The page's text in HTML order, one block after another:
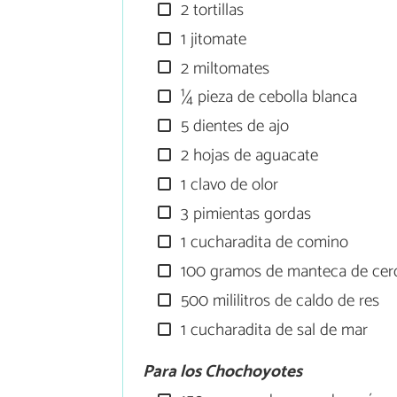
2 tortillas
1 jitomate
2 miltomates
¼ pieza de cebolla blanca
5 dientes de ajo
2 hojas de aguacate
1 clavo de olor
3 pimientas gordas
1 cucharadita de comino
100 gramos de manteca de
500 mililitros de caldo de res
1 cucharadita de sal de mar
Para los Chochoyotes